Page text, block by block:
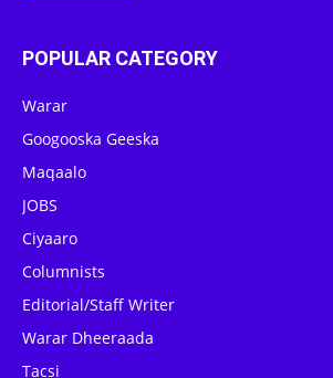
POPULAR CATEGORY
Warar
Googooska Geeska
Maqaalo
JOBS
Ciyaaro
Columnists
Editorial/Staff Writer
Warar Dheeraada
Tacsi